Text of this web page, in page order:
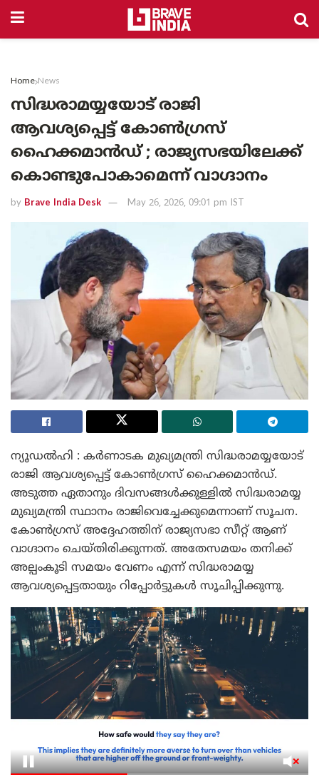
Home News
സിദ്ധരാമയ്യയോട് രാജി
ആവശ്യപ്പെട്ട് കോൺഗ്രസ്
ഹൈക്കമാൻഡ് ; രാജ്യസഭയിലേക്ക്
കൊണ്ടുപോകാമെന്ന് വാഗ്ദാനം
by Brave India Desk May 26, 2026, 09:01 pm IST
ന്യൂഡൽഹി : കർണാടക മുഖ്യമന്ത്രി സിദ്ധരാമയ്യയോട്
രാജി ആവശ്യപ്പെട്ട് കോൺഗ്രസ് ഹൈക്കമാൻഡ്.
അടുത്ത ഏതാനും ദിവസങ്ങൾക്കുള്ളിൽ സിദ്ധരാമയ്യ
മുഖ്യമന്ത്രി സ്ഥാനം രാജിവെച്ചേക്കുമെന്നാണ് സൂചന.
കോൺഗ്രസ് അദ്ദേഹത്തിന് രാജ്യസഭാ സീറ്റ് ആണ്
വാഗ്ദാനം ചെയ്തിരിക്കുന്നത്. അതേസമയം തനിക്ക്
അല്പംകൂടി സമയം വേണം എന്ന് സിദ്ധരാമയ്യ
ആവശ്യപ്പെട്ടതായും റിപ്പോർട്ടുകൾ സൂചിപ്പിക്കുന്നു.